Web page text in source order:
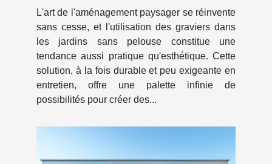
L'art de l'aménagement paysager se réinvente
sans cesse, et l'utilisation des graviers dans
les jardins sans pelouse constitue une
tendance aussi pratique qu'esthétique. Cette
solution, à la fois durable et peu exigeante en
entretien, offre une palette infinie de
possibilités pour créer des...